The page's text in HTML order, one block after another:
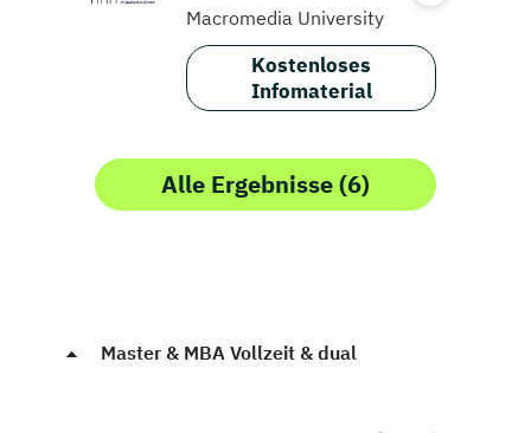
Macromedia University
Kostenloses
Infomaterial
Alle Ergebnisse (6)
Master & MBA Vollzeit & dual